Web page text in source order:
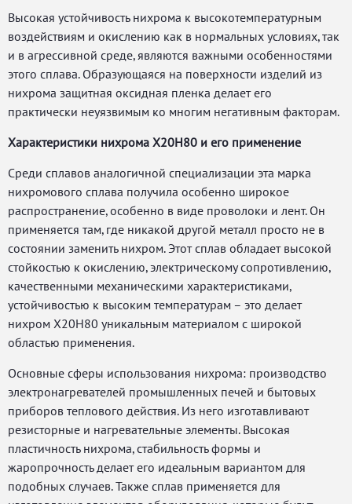
Высокая устойчивость нихрома к высокотемпературным
воздействиям и окислению как в нормальных условиях, так
и в агрессивной среде, являются важными особенностями
этого сплава. Образующаяся на поверхности изделий из
нихрома защитная оксидная пленка делает его
практически неуязвимым ко многим негативным факторам.
Характеристики нихрома Х20Н80 и его применение
Среди сплавов аналогичной специализации эта марка
нихромового сплава получила особенно широкое
распространение, особенно в виде проволоки и лент. Он
применяется там, где никакой другой металл просто не в
состоянии заменить нихром. Этот сплав обладает высокой
стойкостью к окислению, электрическому сопротивлению,
качественными механическими характеристиками,
устойчивостью к высоким температурам – это делает
нихром Х20Н80 уникальным материалом с широкой
областью применения.
Основные сферы использования нихрома: производство
электронагревателей промышленных печей и бытовых
приборов теплового действия. Из него изготавливают
резисторные и нагревательные элементы. Высокая
пластичность нихрома, стабильность формы и
жаропрочность делает его идеальным вариантом для
подобных случаев. Также сплав применяется для